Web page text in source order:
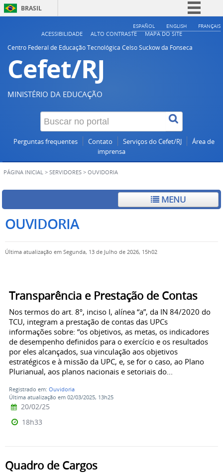
BRASIL
Simplifique!
ESPAÑOL ENGLISH FRANÇAIS
ACESSIBILIDADE ALTO CONTRASTE
MAPA DO SITE
Centro Federal de Educação Tecnológica Celso Suckow da Fonseca
Cefet/RJ
MINISTÉRIO DA EDUCAÇÃO
Perguntas frequentes Contato Serviços do Cefet/RJ
Área de
imprensa
PÁGINA INICIAL > SERVIDORES > OUVIDORIA
MENU
OUVIDORIA
Última atualização em Segunda, 13 de Julho de 2026, 15h02
Transparência e Prestação de Contas
Nos termos do art. 8º, inciso I, alínea “a”, da IN 84/2020 do
TCU, integram a prestação de contas das UPCs
informações sobre: “os objetivos, as metas, os indicadores
de desempenho definidos para o exercício e os resultados
por eles alcançados, sua vinculação aos objetivos
estratégicos e à missão da UPC, e, se for o caso, ao Plano
Plurianual, aos planos nacionais e setoriais do...
Registrado em: Ouvidoria
Última atualização em 02/03/2025, 13h25
20/02/25
18h33
Quadro de Cargos